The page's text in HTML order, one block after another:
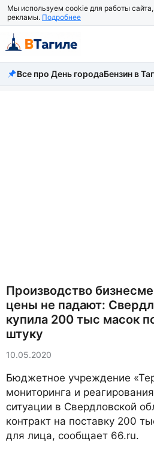
Мы используем cookie для работы сайта,
рекламы. Подробнее
Все новости
Все про День городаБензин в
Производство
цены не падают:
купила 200 тыс масок
штуку
10.05.2020
Бюджетное учреждение
мониторинга и
ситуации в Свердловской
контракт на поставку 200
для лица, сообщает 66.ru.